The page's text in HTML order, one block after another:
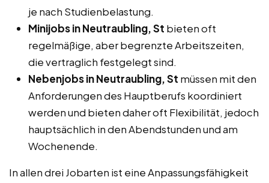
je nach Studienbelastung.
Minijobs in Neutraubling, St bieten oft
regelmäßige, aber begrenzte Arbeitszeiten,
die vertraglich festgelegt sind.
Nebenjobs in Neutraubling, St müssen mit den
Anforderungen des Hauptberufs koordiniert
werden und bieten daher oft Flexibilität, jedoch
hauptsächlich in den Abendstunden und am
Wochenende.
In allen drei Jobarten ist eine Anpassungsfähigkeit